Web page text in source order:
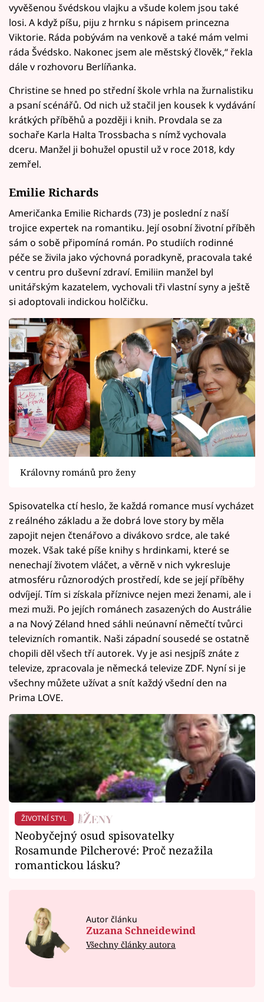
vyvěšenou švédskou vlajku a všude kolem jsou také
losi. A když píšu, piju z hrnku s nápisem princezna
Viktorie. Ráda pobývám na venkově a také mám velmi
ráda Švédsko. Nakonec jsem ale městský člověk,“ řekla
dále v rozhovoru Berlíňanka.
Christine se hned po střední škole vrhla na žurnalistiku
a psaní scénářů. Od nich už stačil jen kousek k vydávání
krátkých příběhů a později i knih. Provdala se za
sochaře Karla Halta Trossbacha s nímž vychovala
dceru. Manžel ji bohužel opustil už v roce 2018, kdy
zemřel.
Emilie Richards
Američanka Emilie Richards (73) je poslední z naší
trojice expertek na romantiku. Její osobní životní příběh
sám o sobě připomíná román. Po studiích rodinné
péče se živila jako výchovná poradkyně, pracovala také
v centru pro duševní zdraví. Emiliin manžel byl
unitářským kazatelem, vychovali tři vlastní syny a ještě
si adoptovali indickou holčičku.
Královny románů pro ženy
Spisovatelka ctí heslo, že každá romance musí vycházet
z reálného základu a že dobrá love story by měla
zapojit nejen čtenářovo a divákovo srdce, ale také
mozek. Však také píše knihy s hrdinkami, které se
nenechají životem vláčet, a věrně v nich vykresluje
atmosféru různorodých prostředí, kde se její příběhy
odvíjejí. Tím si získala příznivce nejen mezi ženami, ale i
mezi muži. Po jejích románech zasazených do Austrálie
a na Nový Zéland hned sáhli neúnavní němečtí tvůrci
televizních romantik. Naši západní sousedé se ostatně
chopili děl všech tří autorek. Vy je asi nesjpíš znáte z
televize, zpracovala je německá televize ZDF. Nyní si je
všechny můžete užívat a snít každý všední den na
Prima LOVE.
ŽIVOTNÍ STYL
Neobyčejný osud spisovatelky
Rosamunde Pilcherové: Proč nezažila
romantickou lásku?
Autor článku
Zuzana Schneidewind
Všechny články autora